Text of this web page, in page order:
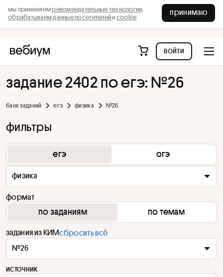
мы применяемрекомендательные технологии,
обрабатываем данные посетителейи cookie
принимаю
войти
задание 2402 по егэ: №26
банк заданий егэ физика №26
фильтры
егэ огэ
физика
формат
по заданиям по темам
задания из КИМсбросить всё
№26
источник